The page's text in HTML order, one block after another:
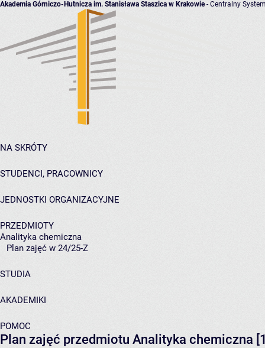
Akademia Górniczo-Hutnicza im. Stanisława Staszica w Krakowie- Centralny
NA SKRÓTY
STUDENCI, PRACOWNICY
JEDNOSTKI ORGANIZACYJNE
PRZEDMIOTY
Analityka chemiczna
Plan zajęć w 24/25-Z
STUDIA
AKADEMIKI
POMOC
Plan zajęć przedmiotu Analityka chemiczna